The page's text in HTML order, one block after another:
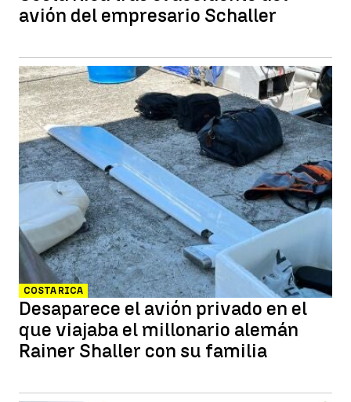
avión del empresario Schaller
COSTA RICA
Desaparece el avión privado en el
que viajaba el millonario alemán
Rainer Shaller con su familia